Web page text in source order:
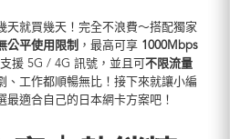
天就買幾天！完全不浪費～搭配獨家
公平使用限制 ，最高可享 1000Mbps
援 5G / 4G 訊號，並且可 不限流量
、工作都順暢無比！接下來就讓小編
適合自己的日本網卡方案吧！